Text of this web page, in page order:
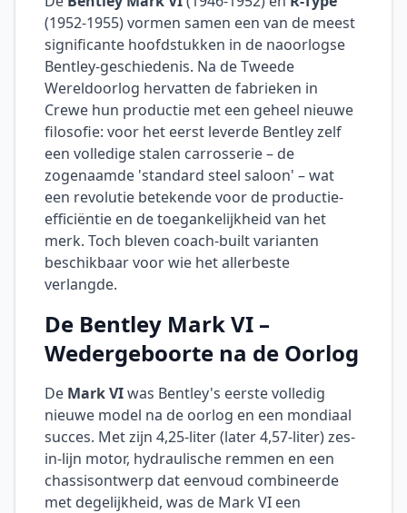
(1952-1955) vormen samen een van de meest
significante hoofdstukken in de naoorlogse
Bentley-geschiedenis. Na de Tweede
Wereldoorlog hervatten de fabrieken in
Crewe hun productie met een geheel nieuwe
filosofie: voor het eerst leverde Bentley zelf
een volledige stalen carrosserie – de
zogenaamde 'standard steel saloon' – wat
een revolutie betekende voor de productie-
efficiëntie en de toegankelijkheid van het
merk. Toch bleven coach-built varianten
beschikbaar voor wie het allerbeste
verlangde.
De Bentley Mark VI –
Wedergeboorte na de Oorlog
De Mark VIwas Bentley's eerste volledig
nieuwe model na de oorlog en een mondiaal
succes. Met zijn 4,25-liter (later 4,57-liter) zes-
in-lijn motor, hydraulische remmen en een
chassisontwerp dat eenvoud combineerde
met degelijkheid, was de Mark VI een